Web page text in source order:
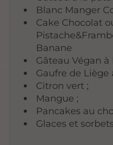
Blanc Manger
Cake Chocolat
Banane
Gâteau Végan à
Gaufre de Liège
Citron vert ;
Mangue ;
Pancakes au
Glaces et